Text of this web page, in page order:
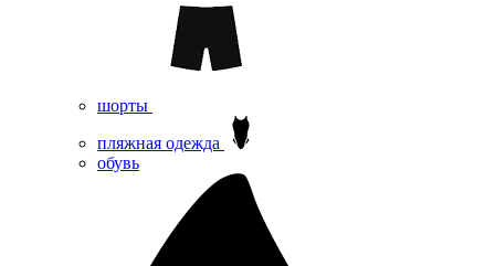
шорты
пляжная одежда
oбувь